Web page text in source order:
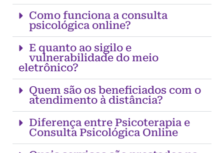
Como funciona a consulta
psicológica online?
E quanto ao sigilo e
vulnerabilidade do meio
eletrônico?
Quem são os beneficiados com o
atendimento à distância?
Diferença entre Psicoterapia e
Consulta Psicológica Online